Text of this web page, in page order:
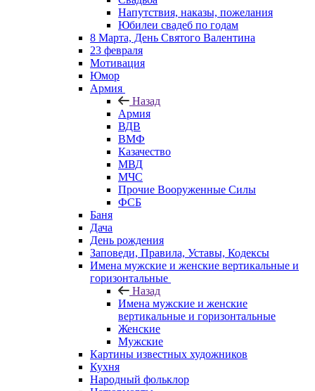
Напутствия, наказы, пожелания
Юбилеи свадеб по годам
8 Марта, День Святого Валентина
23 февраля
Мотивация
Юмор
Армия
Назад
Армия
ВДВ
ВМФ
Казачество
МВД
МЧС
Прочие Вооруженные Силы
ФСБ
Баня
Дача
День рождения
Заповеди, Правила, Уставы, Кодексы
Имена мужские и женские вертикальные и
горизонтальные
Назад
Имена мужские и женские
вертикальные и горизонтальные
Женские
Мужские
Картины известных художников
Кухня
Народный фольклор